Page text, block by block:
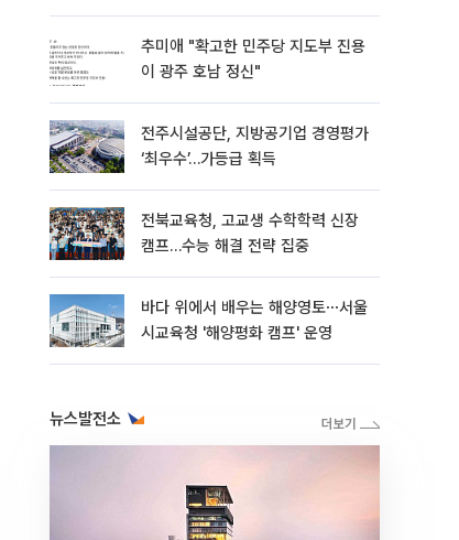
추미애 "확고한 민주당 지도부 진용
이 광주 호남 정신"
전주시설공단, 지방공기업 경영평가
‘최우수’…가등급 획득
전북교육청, 고교생 수학학력 신장
캠프…수능 해결 전략 집중
바다 위에서 배우는 해양영토⋯서울
시교육청 '해양평화 캠프' 운영
뉴스발전소